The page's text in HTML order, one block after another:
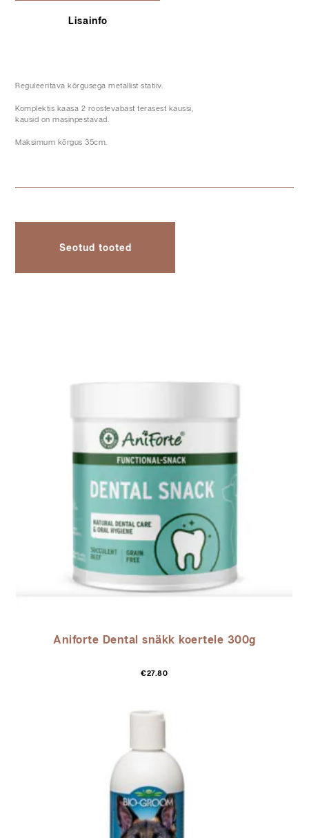
Lisainfo
Reguleeritava kõrgusega metallist statiiv.
Komplektis kaasa 2 roostevabast terasest kaussi,
kausid on masinpestavad.
Maksimum kõrgus 35cm.
Seotud tooted
Aniforte Dental snäkk koertele 300g
€27.80